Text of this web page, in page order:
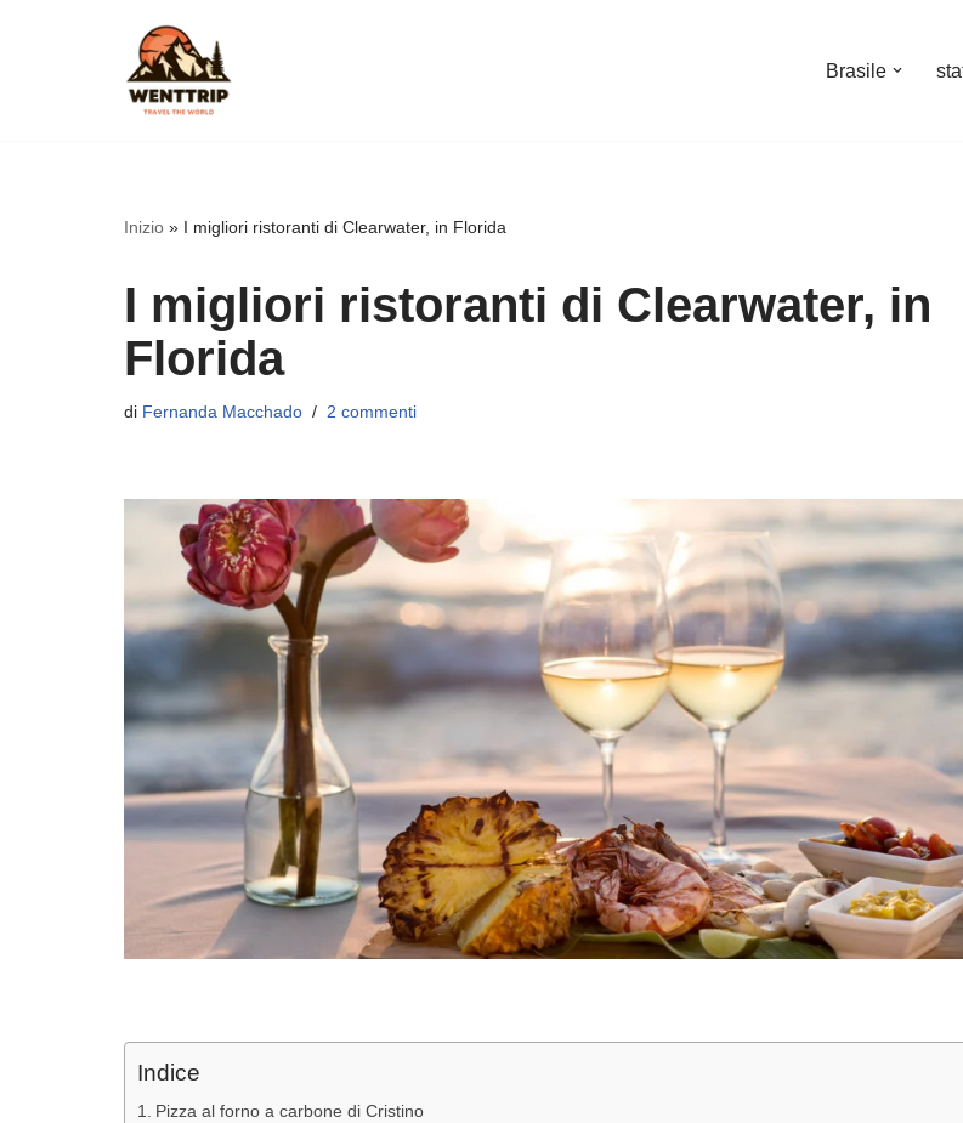
Brasile
Inizio » I migliori ristoranti di Clearwater, in Florida
I migliori ristoranti di Clearwater, in
Florida
di Fernanda Macchado 2 commenti
Indice
Pizza al forno a carbone di Cristino